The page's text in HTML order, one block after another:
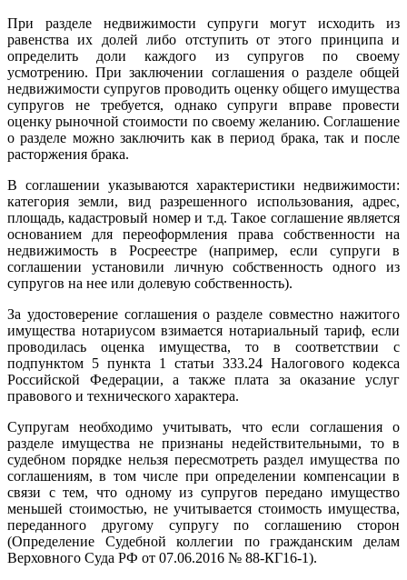
При разделе недвижимости супруги могут исходить из
равенства их долей либо отступить от этого принципа и
определить доли каждого из супругов по своему
усмотрению. При заключении соглашения о разделе общей
недвижимости супругов проводить оценку общего имущества
супругов не требуется, однако супруги вправе провести
оценку рыночной стоимости по своему желанию. Соглашение
о разделе можно заключить как в период брака, так и после
расторжения брака.
В соглашении указываются характеристики недвижимости:
категория земли, вид разрешенного использования, адрес,
площадь, кадастровый номер и т.д. Такое соглашение является
основанием для переоформления права собственности на
недвижимость в Росреестре (например, если супруги в
соглашении установили личную собственность одного из
супругов на нее или долевую собственность).
За удостоверение соглашения о разделе совместно нажитого
имущества нотариусом взимается нотариальный тариф, если
проводилась оценка имущества, то в соответствии с
подпунктом 5 пункта 1 статьи 333.24 Налогового кодекса
Российской Федерации, а также плата за оказание услуг
правового и технического характера.
Супругам необходимо учитывать, что если соглашения о
разделе имущества не признаны недействительными, то в
судебном порядке нельзя пересмотреть раздел имущества по
соглашениям, в том числе при определении компенсации в
связи с тем, что одному из супругов передано имущество
меньшей стоимостью, не учитывается стоимость имущества,
переданного другому супругу по соглашению сторон
(Определение Судебной коллегии по гражданским делам
Верховного Суда РФ от 07.06.2016 № 88-КГ16-1).